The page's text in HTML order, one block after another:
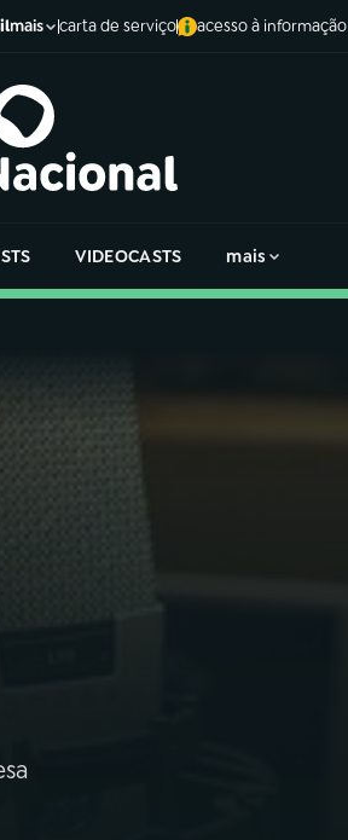
mais carta de serviço acesso à informação
VIDEOCASTS mais